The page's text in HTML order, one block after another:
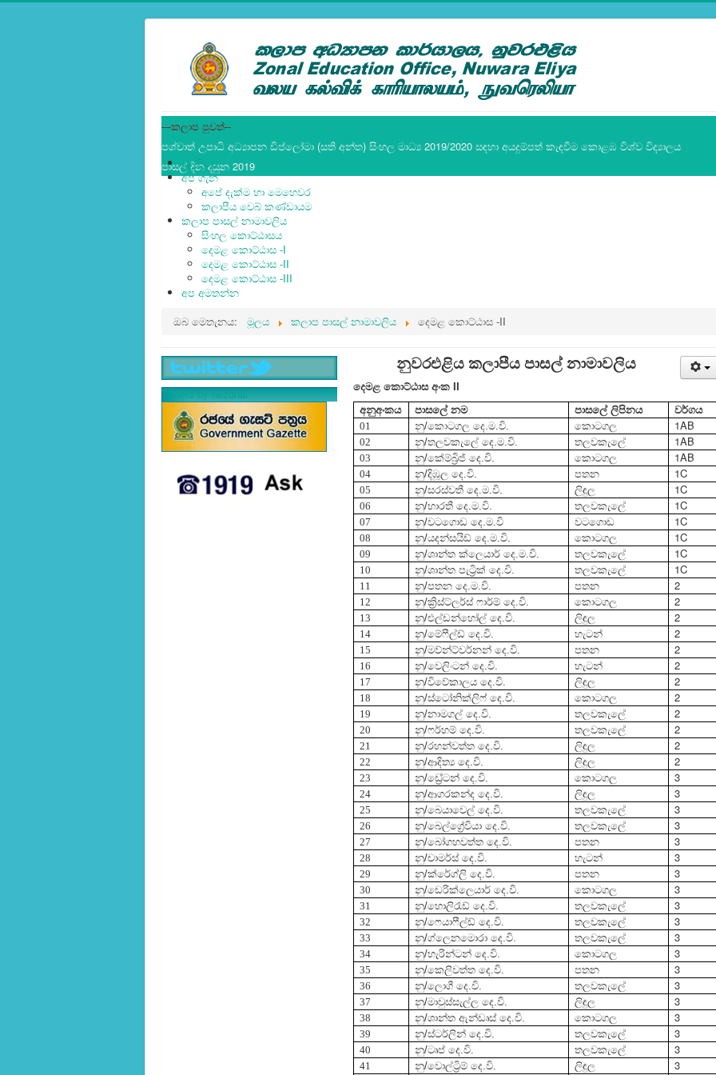
---කලාප පුවත්--
පශ්චාත් උපාධි අධ්‍යාපන ඩිප්ලෝමා (සති අන්ත) සිංහල මාධ්‍ය 2019/2020 සඳහා අයදුම්පත් කැඳවීම කොළඹ විශ්ව විද්‍යාලය
පාසල් දින දසුන 2019
මුල්පිටුව
අප ගැන
අපේ දැක්ම හා මෙහෙවර
කලාපීය වෙබ් කණ්ඩායම
කලාප පාසල් නාමාවලිය
සිංහල කොට්ඨාසය
දෙමළ කොට්ඨාස -I
දෙමළ කොට්ඨාස -II
දෙමළ කොට්ඨාස -III
අප අමතන්න
ඔබ මෙතැනය:
මූලය කලාප පාසල් නාමාවලිය දෙමළ කොට්ඨාස -II
Tweets by nezonal
නුවරඑළිය කලාපීය පාසල් නාමාවලිය
දෙමළ කොට්ඨාස අංක II
අනුඅංකය පාසලේ නම පාසලේ ලිපිනය
වර්ගය
01
නු/කොටගල දෙ.ම.වි. කොටගල 1AB
02 නු/තලවකැලේ දෙ.ම.වි. තලවකැලේ 1AB
03 නු/කේම්බ්‍රිජ් දෙ.වි. කොටගල 1AB
04 නු/දිඹූල දෙ.වි. පතන 1C
05 නු/සරස්වතී දෙ.ම.වි. ලිඳුල 1C
06 නු/භාරතී දෙ.ම.වි. තලවකැලේ 1C
07 නු/වටගොඩ දෙ.ම.වි වටගොඩ 1C
08 නු/යදන්සයිඩ් දෙ.ම.වි. කොටගල 1C
09 නු/ශාන්ත ක්ලෙයාර් දෙ.ම.වි. තලවකැලේ 1C
10 නු/ශාන්ත පැට්‍රික් දෙ.වි. තලවකැලේ 1C
11 නු/පතන දෙ.ම.වි. පතන 2
12 නු/ක්‍රිස්ට්ලර්ස් ෆාර්ම් දෙ.වි. කොටගල 2
13 නු/එල්ඩන්හෝල් දෙ.වි. ලිඳුල 2
14 නු/මේෆීල්ඩ් දෙ.වි. හැටන් 2
15 නු/මව්න්ට්වර්නන් දෙ.වි. පතන 2
16 නු/වෙලිංටන් දෙ.වි. හැටන් 2
17 නු/විවේකාලය දෙ.වි. ලිඳුල 2
18 නු/ස්ටෝනික්ලිෆ් දෙ.වි. කොටගල 2
19 නු/නාමගල් දෙ.වි. තලවකැලේ 2
20 නු/ෆර්හම් දෙ.වි. තලවකැලේ 2
21 නු/රහන්වත්ත දෙ.වි. ලිඳුල 2
22 නු/ආදිත්‍ය දෙ.වි. ලිඳුල 2
23 නු/ඩ්‍රේටන් දෙ.වි. කොටගල 3
24 නු/ආගරකන්ද දෙ.වි. ලිඳුල 3
25 නු/බෙයාවෙල් දෙ.වි. තලවකැලේ 3
26 නු/බෙල්ග්‍රේවියා දෙ.වි. තලවකැලේ 3
27 නු/බෝගහවත්ත දෙ.වි. පතන 3
28 නු/චාමර්ස් දෙ.වි. හැටන් 3
29 නු/ක්රේග්ලි දෙ.වි. පතන 3
30 නු/ඩෙරික්ලෙයාර් දෙ.වි. කොටගල 3
31 නු/හොලිරෑඩ් දෙ.වි. තලවකැලේ 3
32 නු/ෆෙයාෆීල්ඩ් දෙ.වි. තලවකැලේ 3
33 නු/ග්ලෙනමොරා දෙ.වි. තලවකැලේ 3
34 නු/හැරින්ටන් දෙ.වි. කොටගල 3
35 නු/කෙලිවත්ත දෙ.වි. පතන 3
36 නු/ලොගී දෙ.වි. තලවකැලේ 3
37 නු/මාවුස්සැල්ල දෙ.වි. ලිඳුල 3
38 නු/ශාන්ත ඇන්ඩෘස් දෙ.වි. කොටගල 3
39 නු/ස්ටර්ලින් දෙ.වි. තලවකැලේ 3
40 නු/ටෘප් දෙ.වි. තලවකැලේ 3
41 නු/වොල්ට්‍රිම් දෙ.වි. ලිඳුල
3